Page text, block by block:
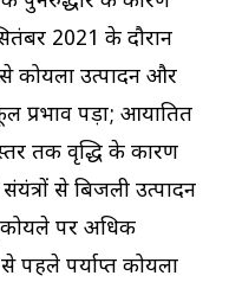
2021 के दौरान
से कोयला उत्पादन और
प्रभाव पड़ा; आयातित
तक वृद्धि के कारण
से बिजली उत्पादन
पर अधिक
पहले पर्याप्त कोयला